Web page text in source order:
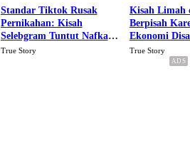
Standar Tiktok Rusak
Pernikahan: Kisah
Selebgram Tuntut Nafkah
Rp.15 Juta Perbulan
True Story
Kisah Limah
Berpisah
Ekonomi
Karena Cinta
True Story